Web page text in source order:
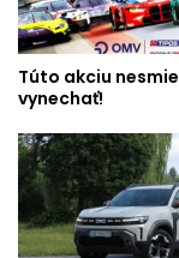
Túto akciu
vynechať!